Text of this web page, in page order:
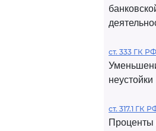
ст. 333 ГК РФ
неустойки
ст. 317.1 ГК
Проценты